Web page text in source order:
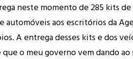
neste momento de 285 kits
automóveis aos escritórios da
A entrega desses kits e dos
o meu governo vem dando